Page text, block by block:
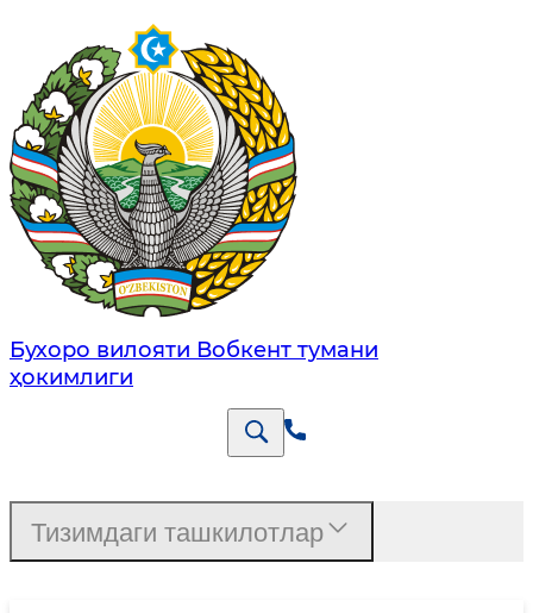
Бухоро вилояти Вобкент тумани
ҳокимлиги
Тизимдаги ташкилотлар